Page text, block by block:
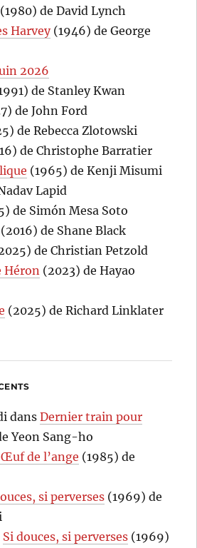
(1980) de David Lynch
Harvey(1946) de George
2026
de Stanley Kwan
de John Ford
de Rebecca Zlotowski
de Christophe Barratier
(1965) de Kenji Misumi
Lapid
de Simón Mesa Soto
(2016) de Shane Black
de Christian Petzold
Héron (2023) de Hayao
(2025) de Richard Linklater
dansDernier train pour
Yeon Sang-ho
de l’ange (1985) de
si perverses (1969) de
Si douces, si perverses (1969)